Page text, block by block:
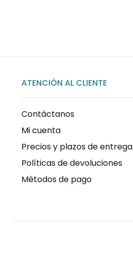
ATENCIÓN AL CLIENTE
Contáctanos
Mi cuenta
Precios y plazos de entrega
Políticas de devoluciones
Métodos de pago